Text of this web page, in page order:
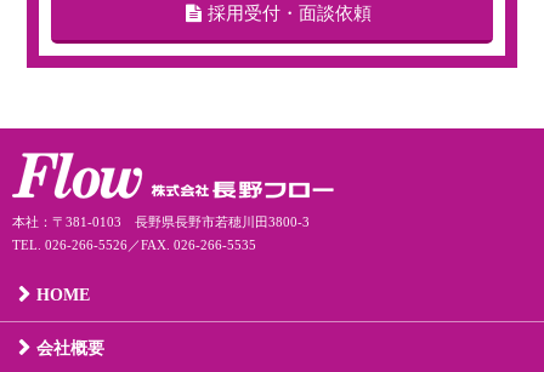
採用受付・面談依頼
本社：〒381-0103 長野県長野市若穂川田3800-3
TEL. 026-266-5526／FAX. 026-266-5535
HOME
会社概要